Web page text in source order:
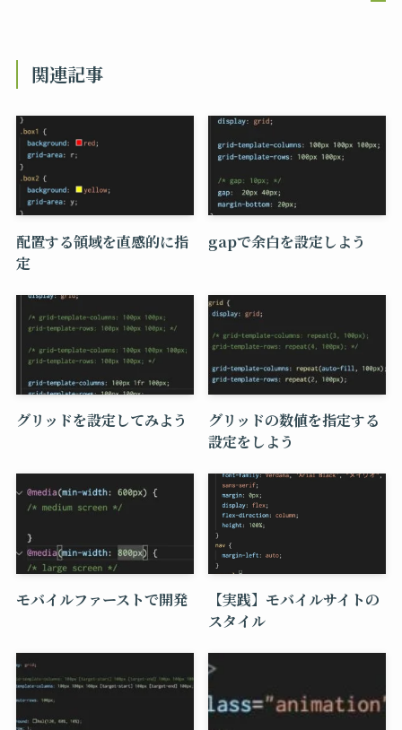
関連記事
配置する領域を直感的に指
定
gapで余白を設定しよう
グリッドを設定してみよう
グリッドの数値を指定する
設定をしよう
モバイルファーストで開発
【実践】モバイルサイトの
スタイル